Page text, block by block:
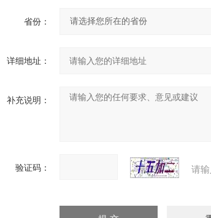
省份：
详细地址：
补充说明：
验证码： 请